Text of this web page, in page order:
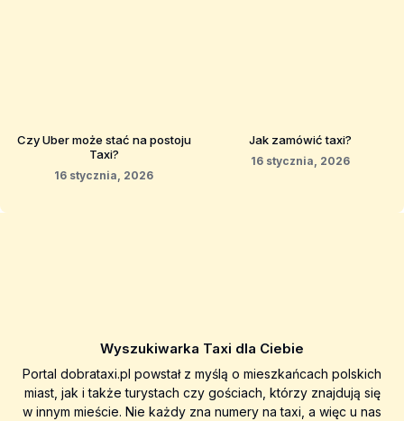
Czy Uber może stać na postoju
Taxi?
16 stycznia, 2026
Jak zamówić taxi?
16 stycznia, 2026
Wyszukiwarka Taxi dla Ciebie
Portal dobrataxi.pl powstał z myślą o mieszkańcach polskich
miast, jak i także turystach czy gościach, którzy znajdują się
w innym mieście. Nie każdy zna numery na taxi, a więc u nas